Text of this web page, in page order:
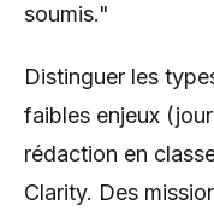
soumis."
Distinguer les
faibles enjeux
rédaction en
Clarity. Des